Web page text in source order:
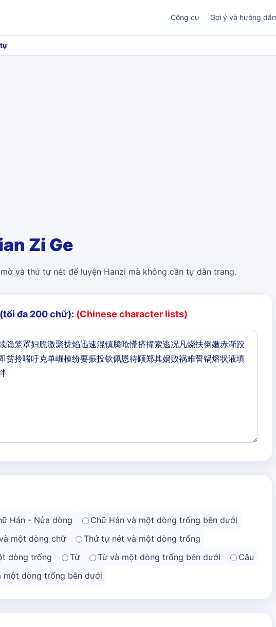
Công cụ Gợi ý và hướng dẫn
Zi Ge
và thứ tự nét để luyện Hanzi mà không cần tự dàn trang.
đa 200 chữ): (Chinese character lists)
Hán - Nửa dòng
Chữ Hán và một dòng trống bên dưới
một dòng chữ
Thứ tự nét và một dòng trống
dòng trống
Từ Từ và một dòng trống bên dưới
Câu
một dòng trống bên dưới